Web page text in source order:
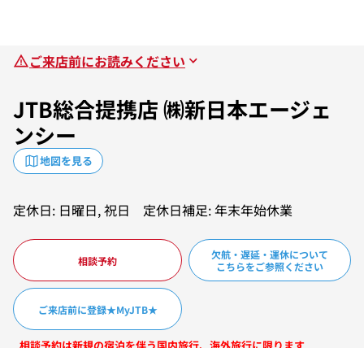
ご来店前にお読みください
JTB総合提携店 ㈱新日本エージェ
ンシー
地図を見る
定休日: 日曜日, 祝日 定休日補足: 年末年始休業
相談予約
欠航・遅延・運休について
こちらをご参照ください
ご来店前に登録★MyJTB★